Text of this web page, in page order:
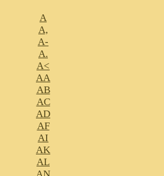
A
A,
A-
A.
A<
AA
AB
AC
AD
AF
AI
AK
AL